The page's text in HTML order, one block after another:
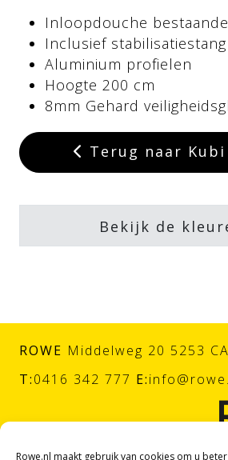
Rowe.nl maakt gebruik van cookies om u
Inloopdouche
Inclusief
Aluminium profielen
Hoogte 200 cm
8mm Gehard
Terug naar Kubi
Bekijk de
ROWE Middelweg 20 5253
T:0416 342 777 E: